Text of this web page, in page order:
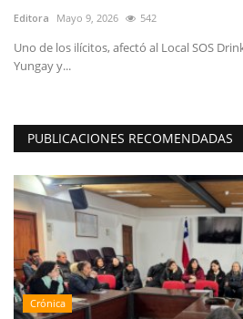
Editora Mayo 9, 2026 542
Uno de los ilícitos, afectó al Local SOS
Yungay y...
PUBLICACIONES RECOMENDADAS
Crónica